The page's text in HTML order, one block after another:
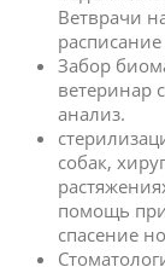
Ветврачи
Забор
ветеринар
анализ.
собак,
помощь при
спасение